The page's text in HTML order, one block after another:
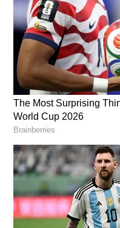
ಧನು ರಾಶಿ(Sagittarius):
ಮಂಗಳಕರವೆಂದು
ಅದಕ್ಕಾಗಿಯೇ ಈ ಸಮಯದಲ್ಲಿ
ಹೆಚ್ಚುತ್ತದೆ. ಅಲ್ಲದೆ, ನೀವು
ಉದ್ಯೋಗದಲ್ಲಿರುವವರು,
ವೈವಾಹಿಕ ಜೀವನದಲ್ಲಿ
ಮುಂಬರುವ ಮೂರು ವರ್ಷ,